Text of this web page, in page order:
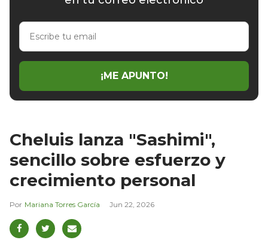
Escribe
email
¡ME APUNTO!
Cheluis lanza "Sashimi",
sencillo sobre esfuerzo y
crecimiento personal
Mariana Torres García Jun 22, 2026